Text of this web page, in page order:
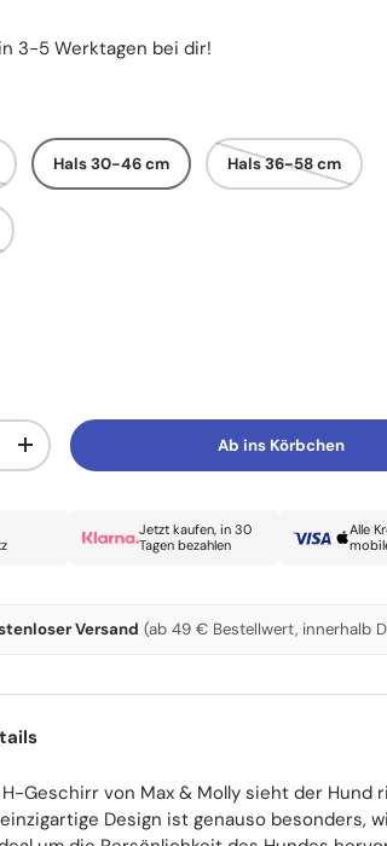
in 3-5 Werktagen bei dir!
Hals 30-46 cm Hals 36-58 cm
Menge erhöhen Ab ins Körbchen
Jetzt kaufen, in 30
Tagen bezahlen
Alle
Versand (ab 49 € Bestellwert, innerhalb
Geschirr von Max & Molly sieht der Hund
Design ist genauso besonders,